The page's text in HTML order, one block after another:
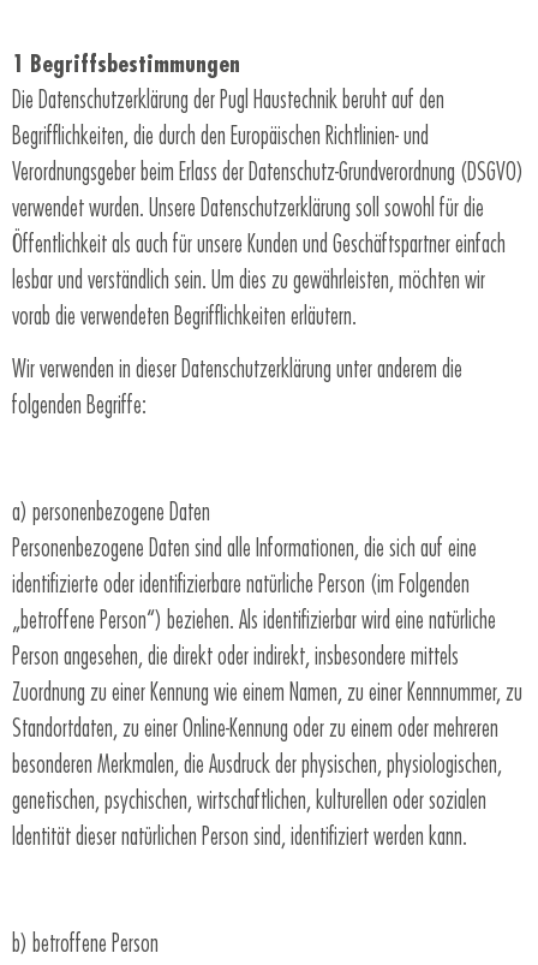
1 Begriffsbestimmungen
Die Datenschutzerklärung der Pugl Haustechnik beruht auf den
Begrifflichkeiten, die durch den Europäischen Richtlinien- und
Verordnungsgeber beim Erlass der Datenschutz-Grundverordnung (DSGVO)
verwendet wurden. Unsere Datenschutzerklärung soll sowohl für die
Öffentlichkeit als auch für unsere Kunden und Geschäftspartner einfach
lesbar und verständlich sein. Um dies zu gewährleisten, möchten wir
vorab die verwendeten Begrifflichkeiten erläutern.
Wir verwenden in dieser Datenschutzerklärung unter anderem die
folgenden Begriffe:
a) personenbezogene Daten
Personenbezogene Daten sind alle Informationen, die sich auf eine
identifizierte oder identifizierbare natürliche Person (im Folgenden
„betroffene Person“) beziehen. Als identifizierbar wird eine natürliche
Person angesehen, die direkt oder indirekt, insbesondere mittels
Zuordnung zu einer Kennung wie einem Namen, zu einer Kennnummer, zu
Standortdaten, zu einer Online-Kennung oder zu einem oder mehreren
besonderen Merkmalen, die Ausdruck der physischen, physiologischen,
genetischen, psychischen, wirtschaftlichen, kulturellen oder sozialen
Identität dieser natürlichen Person sind, identifiziert werden kann.
b) betroffene Person